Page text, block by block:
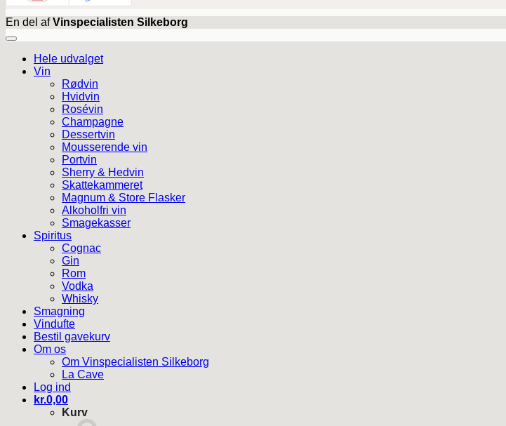
En del afVinspecialisten Silkeborg
Hele udvalget
Vin
Rødvin
Hvidvin
Rosévin
Champagne
Dessertvin
Mousserende vin
Portvin
Sherry & Hedvin
Skattekammeret
Magnum & Store Flasker
Alkoholfri vin
Smagekasser
Spiritus
Cognac
Gin
Rom
Vodka
Whisky
Smagning
Vindufte
Bestil gavekurv
Om os
Om Vinspecialisten Silkeborg
La Cave
Log ind
kr.0,00
Kurv